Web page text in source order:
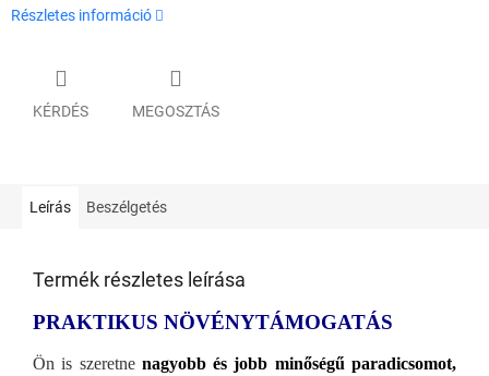
Részletes információ
KÉRDÉS MEGOSZTÁS
Leírás Beszélgetés
Termék részletes leírása
PRAKTIKUS NÖVÉNYTÁMOGATÁS
Ön is szeretne nagyobb és jobb minőségű paradicsomot,